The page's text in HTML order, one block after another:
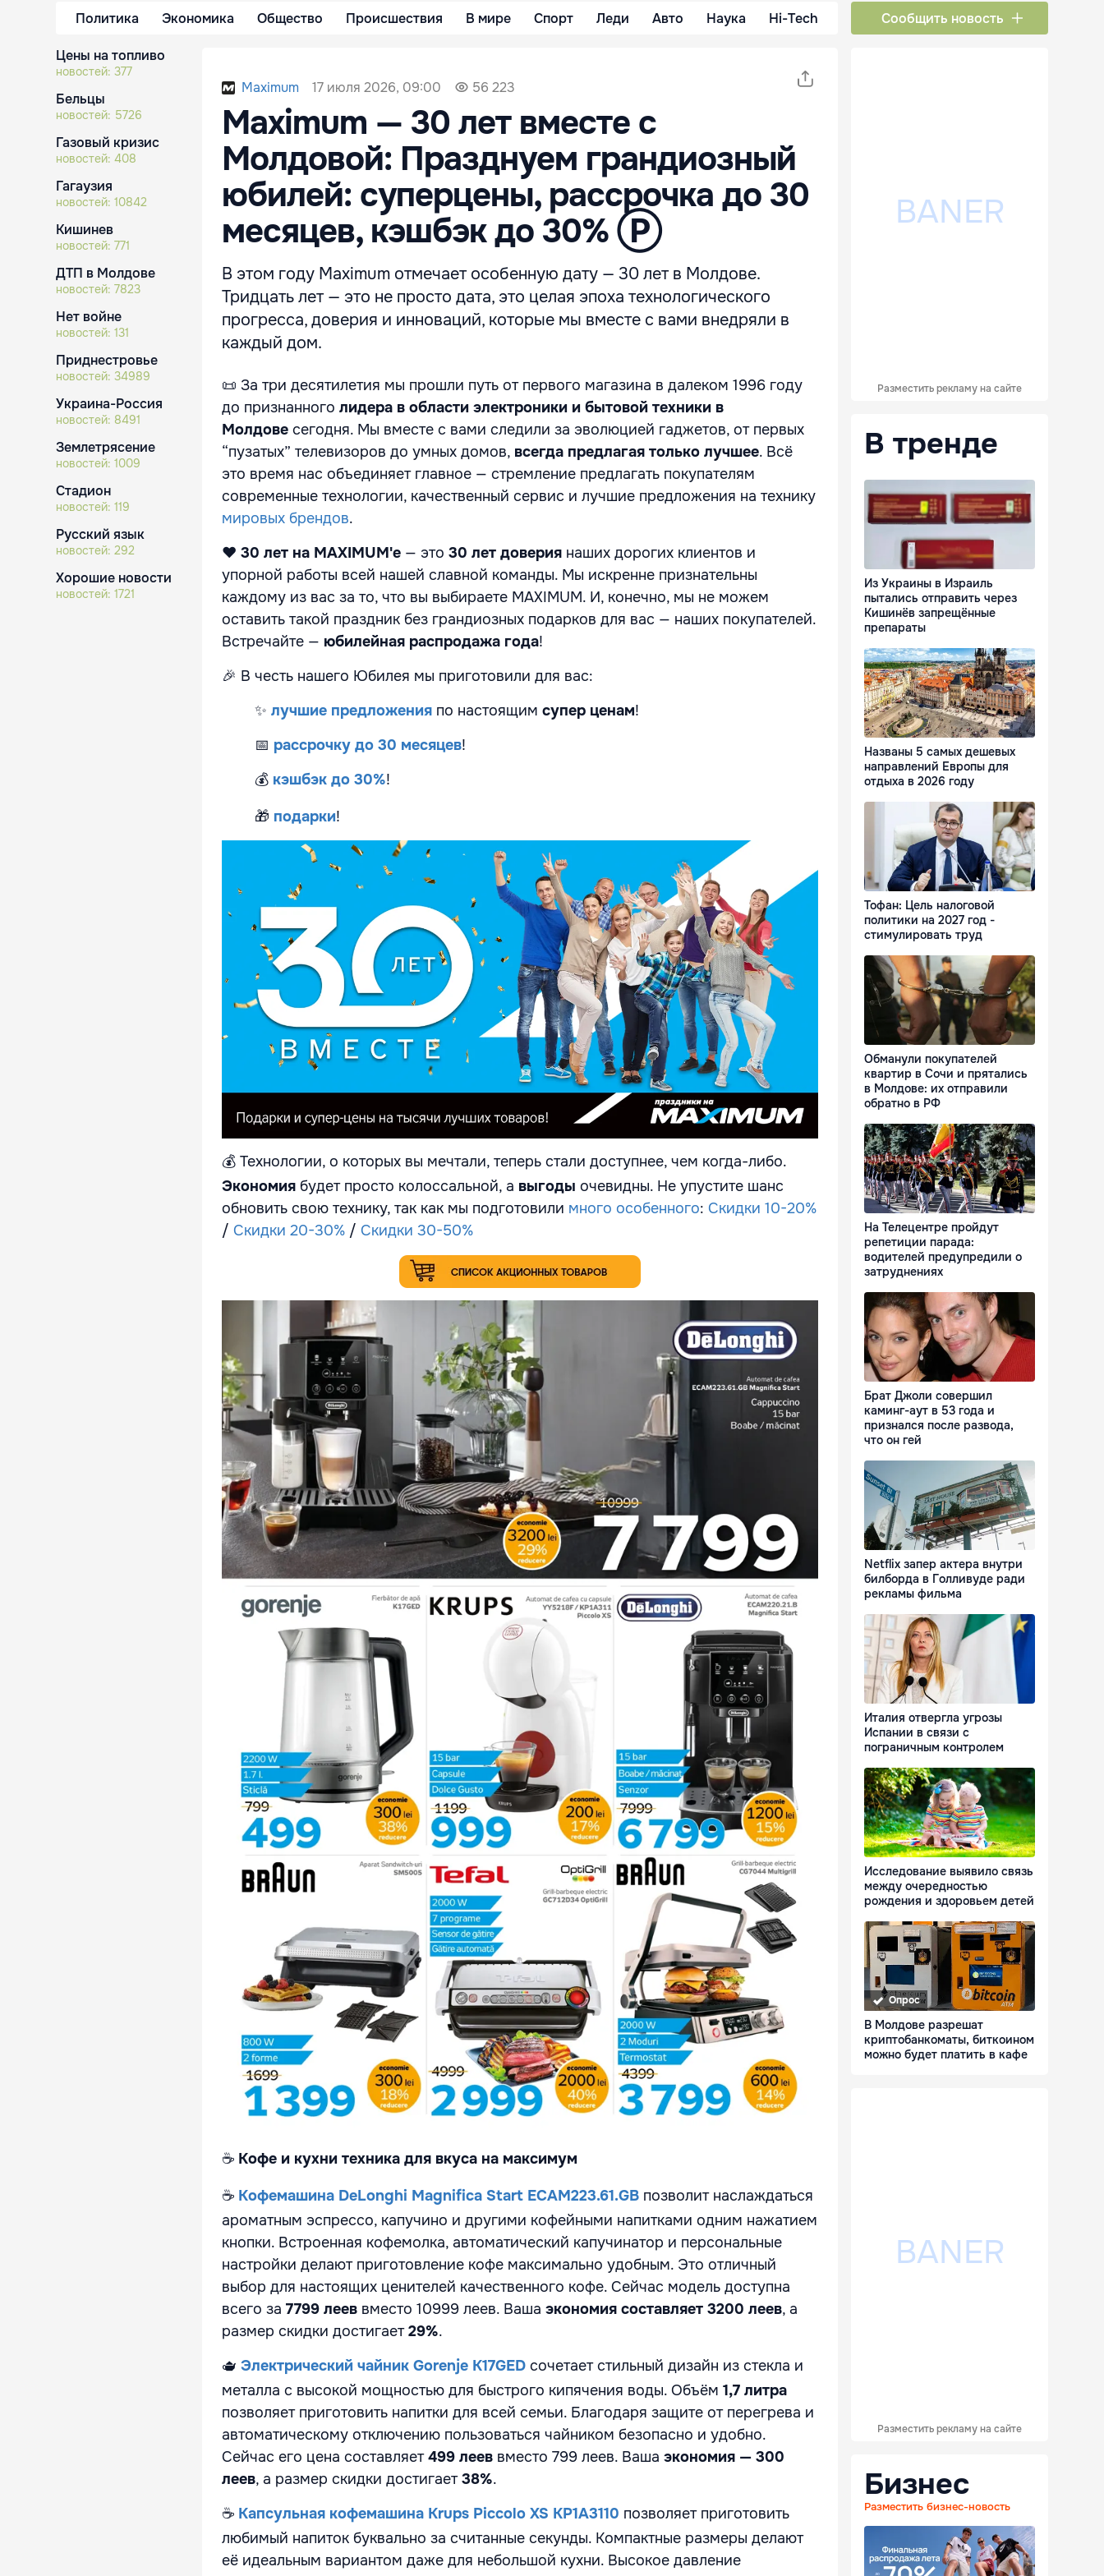
Политика Экономика Общество Происшествия В мире Спорт Леди Авто Наука Hi-Tech Сообщить новость
Цены на топливо
новостей: 377
Бельцы
новостей: 5726
Газовый кризис
новостей: 408
Гагаузия
новостей: 10842
Кишинев
новостей: 771
ДТП в Молдове
новостей: 7823
Нет войне
новостей: 131
Приднестровье
новостей: 34989
Украина-Россия
новостей: 8491
Землетрясение
новостей: 1009
Стадион
новостей: 119
Русский язык
новостей: 292
Хорошие новости
новостей: 1721
Maximum 17 июля 2026, 09:00 56 223
Maximum — 30 лет вместе с
Молдовой: Празднуем грандиозный
юбилей: суперцены, рассрочка до 30
месяцев, кэшбэк до 30% Ⓟ
В этом году Maximum отмечает особенную дату — 30 лет в Молдове.
Тридцать лет — это не просто дата, это целая эпоха технологического
прогресса, доверия и инноваций, которые мы вместе с вами внедряли в
каждый дом.
📜 За три десятилетия мы прошли путь от первого магазина в далеком 1996 году
до признанного лидера в области электроники и бытовой техники в
Молдове сегодня. Мы вместе с вами следили за эволюцией гаджетов, от первых
“пузатых” телевизоров до умных домов, всегда предлагая только лучшее. Всё
это время нас объединяет главное — стремление предлагать покупателям
современные технологии, качественный сервис и лучшие предложения на технику
мировых брендов.
❤️ 30 лет на MAXIMUM'e — это 30 лет доверия наших дорогих клиентов и
упорной работы всей нашей славной команды. Мы искренне признательны
каждому из вас за то, что вы выбираете MAXIMUM. И, конечно, мы не можем
оставить такой праздник без грандиозных подарков для вас — наших покупателей.
Встречайте — юбилейная распродажа года!
🎉 В честь нашего Юбилея мы приготовили для вас:
✨ лучшие предложения по настоящим супер ценам!
📅 рассрочку до 30 месяцев!
💰 кэшбэк до 30%!
🎁 подарки!
💰 Технологии, о которых вы мечтали, теперь стали доступнее, чем когда-либо.
Экономия будет просто колоссальной, а выгоды очевидны. Не упустите шанс
обновить свою технику, так как мы подготовили много особенного: Скидки 10-20%
/ Скидки 20-30% / Скидки 30-50%
☕ Кофе и кухни техника для вкуса на максимум
☕ Кофемашина DeLonghi Magnifica Start ECAM223.61.GB позволит наслаждаться
ароматным эспрессо, капучино и другими кофейными напитками одним нажатием
кнопки. Встроенная кофемолка, автоматический капучинатор и персональные
настройки делают приготовление кофе максимально удобным. Это отличный
выбор для настоящих ценителей качественного кофе. Сейчас модель доступна
всего за 7799 леев вместо 10999 леев. Ваша экономия составляет 3200 леев, а
размер скидки достигает29%.
🫖 Электрический чайник Gorenje K17GED сочетает стильный дизайн из стекла и
металла с высокой мощностью для быстрого кипячения воды. Объём 1,7 литра
позволяет приготовить напитки для всей семьи. Благодаря защите от перегрева и
автоматическому отключению пользоваться чайником безопасно и удобно.
Сейчас его цена составляет499 леев вместо 799 леев. Ваша экономия — 300
леев, а размер скидки достигает38%.
☕ Капсульная кофемашина Krups Piccolo XS KP1A3110 позволяет приготовить
любимый напиток буквально за считанные секунды. Компактные размеры делают
её идеальным вариантом даже для небольшой кухни. Высокое давление
Разместить рекламу на сайте
В тренде
Из Украины в Израиль
пытались отправить через
Кишинёв запрещённые
препараты
Названы 5 самых дешевых
направлений Европы для
отдыха в 2026 году
Тофан: Цель налоговой
политики на 2027 год -
стимулировать труд
Обманули покупателей
квартир в Сочи и прятались
в Молдове: их отправили
обратно в РФ
На Телецентре пройдут
репетиции парада:
водителей предупредили о
затруднениях
Брат Джоли совершил
каминг-аут в 53 года и
признался после развода,
что он гей
Netflix запер актера внутри
билборда в Голливуде ради
рекламы фильма
Италия отвергла угрозы
Испании в связи с
пограничным контролем
Исследование выявило связь
между очередностью
рождения и здоровьем детей
Опрос
В Молдове разрешат
криптобанкоматы, биткоином
можно будет платить в кафе
Разместить рекламу на сайте
Бизнес
Разместить бизнес-новость